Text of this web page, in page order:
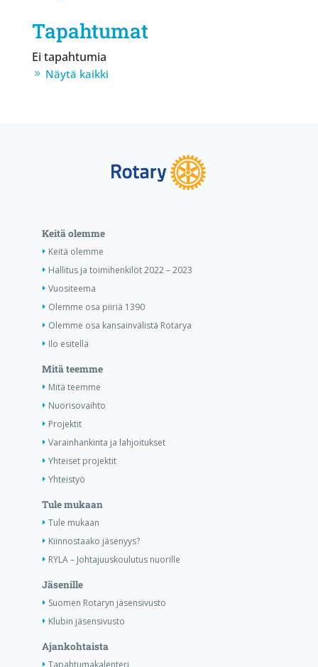
Tapahtumat
Ei tapahtumia
Näytä kaikki
Keitä olemme
Keitä olemme
Hallitus ja toimihenkilöt 2022 – 2023
Vuositeema
Olemme osa piiriä 1390
Olemme osa kansainvälistä Rotarya
Ilo esitellä
Mitä teemme
Mitä teemme
Nuorisovaihto
Projektit
Varainhankinta ja lahjoitukset
Yhteiset projektit
Yhteistyö
Tule mukaan
Tule mukaan
Kiinnostaako jäsenyys?
RYLA – Johtajuuskoulutus nuorille
Jäsenille
Suomen Rotaryn jäsensivusto
Klubin jäsensivusto
Ajankohtaista